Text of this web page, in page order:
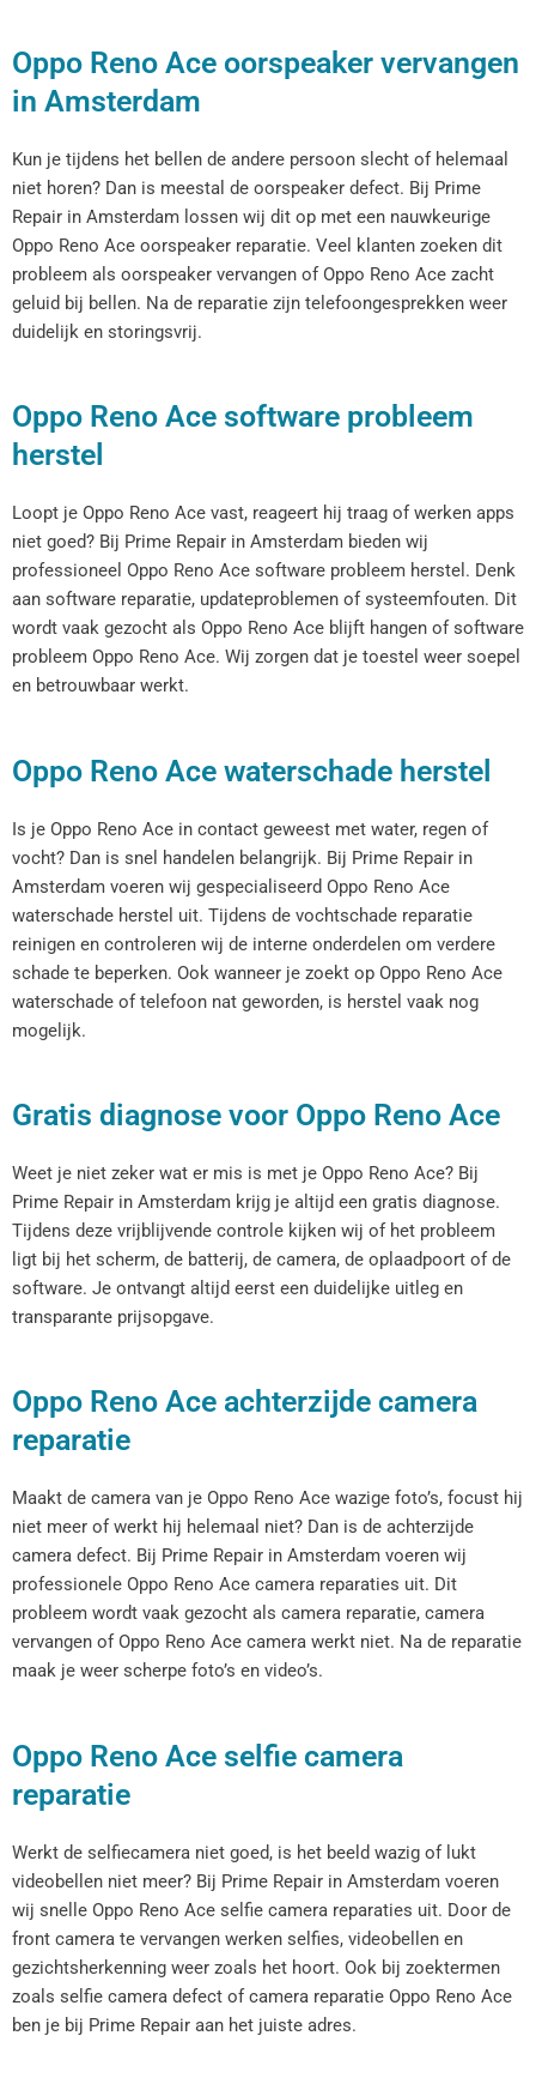
Oppo Reno Ace oorspeaker vervangen
in Amsterdam
Kun je tijdens het bellen de andere persoon slecht of helemaal
niet horen? Dan is meestal de oorspeaker defect. Bij Prime
Repair in Amsterdam lossen wij dit op met een nauwkeurige
Oppo Reno Ace oorspeaker reparatie. Veel klanten zoeken dit
probleem als oorspeaker vervangen of Oppo Reno Ace zacht
geluid bij bellen. Na de reparatie zijn telefoongesprekken weer
duidelijk en storingsvrij.
Oppo Reno Ace software probleem
herstel
Loopt je Oppo Reno Ace vast, reageert hij traag of werken apps
niet goed? Bij Prime Repair in Amsterdam bieden wij
professioneel Oppo Reno Ace software probleem herstel. Denk
aan software reparatie, updateproblemen of systeemfouten. Dit
wordt vaak gezocht als Oppo Reno Ace blijft hangen of software
probleem Oppo Reno Ace. Wij zorgen dat je toestel weer soepel
en betrouwbaar werkt.
Oppo Reno Ace waterschade herstel
Is je Oppo Reno Ace in contact geweest met water, regen of
vocht? Dan is snel handelen belangrijk. Bij Prime Repair in
Amsterdam voeren wij gespecialiseerd Oppo Reno Ace
waterschade herstel uit. Tijdens de vochtschade reparatie
reinigen en controleren wij de interne onderdelen om verdere
schade te beperken. Ook wanneer je zoekt op Oppo Reno Ace
waterschade of telefoon nat geworden, is herstel vaak nog
mogelijk.
Gratis diagnose voor Oppo Reno Ace
Weet je niet zeker wat er mis is met je Oppo Reno Ace? Bij
Prime Repair in Amsterdam krijg je altijd een gratis diagnose.
Tijdens deze vrijblijvende controle kijken wij of het probleem
ligt bij het scherm, de batterij, de camera, de oplaadpoort of de
software. Je ontvangt altijd eerst een duidelijke uitleg en
transparante prijsopgave.
Oppo Reno Ace achterzijde camera
reparatie
Maakt de camera van je Oppo Reno Ace wazige foto’s, focust hij
niet meer of werkt hij helemaal niet? Dan is de achterzijde
camera defect. Bij Prime Repair in Amsterdam voeren wij
professionele Oppo Reno Ace camera reparaties uit. Dit
probleem wordt vaak gezocht als camera reparatie, camera
vervangen of Oppo Reno Ace camera werkt niet. Na de reparatie
maak je weer scherpe foto’s en video’s.
Oppo Reno Ace selfie camera
reparatie
Werkt de selfiecamera niet goed, is het beeld wazig of lukt
videobellen niet meer? Bij Prime Repair in Amsterdam voeren
wij snelle Oppo Reno Ace selfie camera reparaties uit. Door de
front camera te vervangen werken selfies, videobellen en
gezichtsherkenning weer zoals het hoort. Ook bij zoektermen
zoals selfie camera defect of camera reparatie Oppo Reno Ace
ben je bij Prime Repair aan het juiste adres.